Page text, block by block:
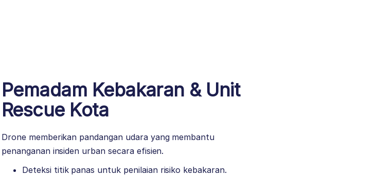
Pemadam Kebakaran & Unit
Rescue Kota
Drone memberikan pandangan udara yang membantu
penanganan insiden urban secara efisien.
Deteksi titik panas untuk penilaian risiko kebakaran.